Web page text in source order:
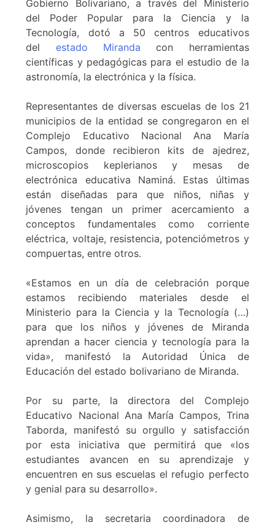
Gobierno Bolivariano, a través del Ministerio
del Poder Popular para la Ciencia y la
Tecnología, dotó a 50 centros educativos
del estado Miranda con herramientas
científicas y pedagógicas para el estudio de la
astronomía, la electrónica y la física.
Representantes de diversas escuelas de los 21
municipios de la entidad se congregaron en el
Complejo Educativo Nacional Ana María
Campos, donde recibieron kits de ajedrez,
microscopios keplerianos y mesas de
electrónica educativa Naminá. Estas últimas
están diseñadas para que niños, niñas y
jóvenes tengan un primer acercamiento a
conceptos fundamentales como corriente
eléctrica, voltaje, resistencia, potenciómetros y
compuertas, entre otros.
«Estamos en un día de celebración porque
estamos recibiendo materiales desde el
Ministerio para la Ciencia y la Tecnología (…)
para que los niños y jóvenes de Miranda
aprendan a hacer ciencia y tecnología para la
vida», manifestó la Autoridad Única de
Educación del estado bolivariano de Miranda.
Por su parte, la directora del Complejo
Educativo Nacional Ana María Campos, Trina
Taborda, manifestó su orgullo y satisfacción
por esta iniciativa que permitirá que «los
estudiantes avancen en su aprendizaje y
encuentren en sus escuelas el refugio perfecto
y genial para su desarrollo».
Asimismo, la secretaria coordinadora de